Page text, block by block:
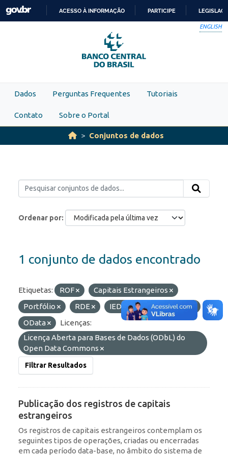
Skip to main content
PARA
O
CONTEÚDO
ACESSO À INFORMAÇÃO PARTICIPE
ENGLISH
Dados Perguntas Frequentes Tutoriais
Contato Sobre o Portal
Conjuntos de dados
Ordenar por
1 conjunto de dados encontrado
Etiquetas: ROF
Capitais Estrangeiros
Portfólio
RDE IED Formatos:
API
OData
Licenças:
Licença Aberta para Bases de Dados (ODbL) do
Open Data Commons
Filtrar Resultados
Publicação dos registros de capitais
estrangeiros
Os registros de capitais estrangeiros contemplam os
seguintes tipos de operações, criadas ou encerradas
em cada período data-base, no âmbito do sistema de